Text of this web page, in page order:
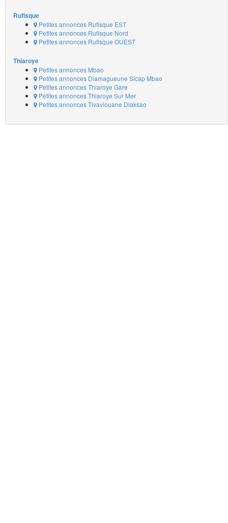
Rufisque
Petites annonces Rufisque EST
Petites annonces Rufisque Nord
Petites annonces Rufisque OUEST
Thiaroye
Petites annonces Mbao
Petites annonces Diamagueune Sicap Mbao
Petites annonces Thiaroye Gare
Petites annonces Thiaroye Sur Mer
Petites annonces Tivaviouane Diaksao